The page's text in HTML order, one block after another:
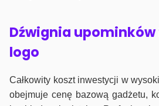
Dźwignia
logo
Całkowity koszt inwestycji w
obejmuje cenę bazową gadżetu,